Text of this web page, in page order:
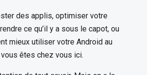
des applis, optimiser votre
ce qu’il y a sous le capot, ou
mieux utiliser votre Android au
êtes chez vous ici.